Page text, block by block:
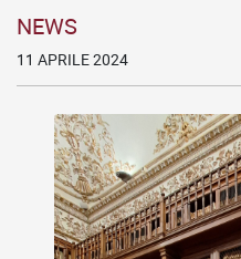
NEWS
11 APRILE 2024